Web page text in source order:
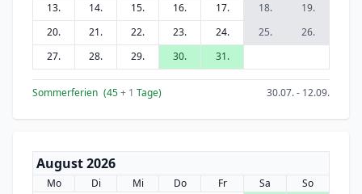
13.
14. 15. 16. 17. 18.
19.
20.
21. 22. 23. 24. 25.
26.
27.
28. 29. 30. 31.
Sommerferien (45+ 1 Tage) 30.07. - 12.09.
August 2026
Mo Di Mi Do Fr Sa
So